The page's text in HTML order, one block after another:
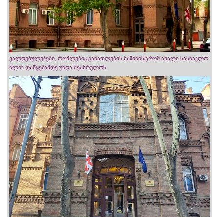
ვალდებულებები, რომლებიც განათლების სამინისტრომ ახალი სასწავლო
წლის დაწყებამდე უნდა შეასრულოს